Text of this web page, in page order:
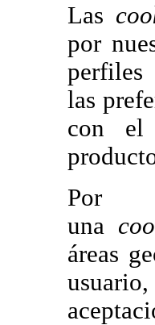
Las
por
perfiles
las
con el
Por
una
áreas